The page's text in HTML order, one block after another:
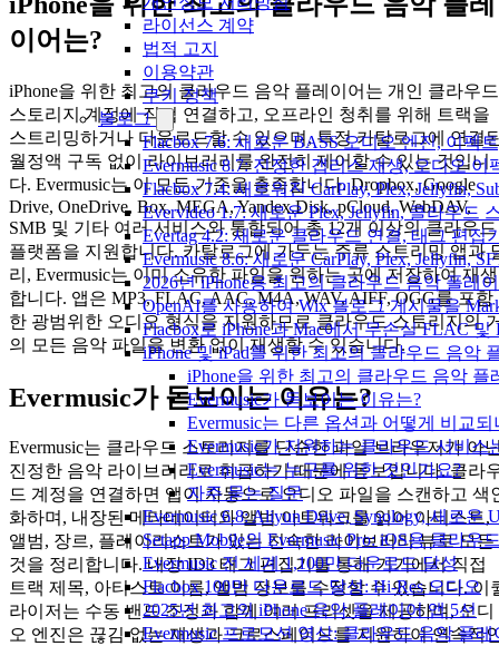
라이선스 계약
법적 고지
이용약관
쿠키 정책
블로그
Flacbox 7.6: 새로운 BASS 오디오 엔진, 이펙
Evermusic 8.7: 진정한 갭리스 재생, 오디오
Flacbox 7.4: 새로워진 CarPlay, Plex, Jellyfin,
Evervideo 1.7: 새로운 Plex, Jellyfin, 클라우드
Evertag 4.2: 새로운 클라우드 연결, 태그 편집
Evermusic 8.6: 새로운 CarPlay, Plex, Jellyfin,
2026년 iPhone용 최고의 클라우드 음악 플레
OpenAI를 사용하여 Wix 블로그 게시물을
Flacbox로 iPhone과 Mac에서 무손실 FLAC 및
iPhone 및 iPad를 위한 최고의 클라우드 음악
iPhone을 위한 최고의 클라우드 음악 플
Evermusic가 돋보이는 이유는?
Evermusic는 다른 옵션과 어떻게 비교되
Evermusic가 지원하는 클라우드 서비스
Evermusic는 누구를 위한 것인가요?
자주 묻는 질문
Evermusic 6.8: Aliyun Drive, Synology, 새로운
Setapp Mobile의 Evermusic Pro: iOS용 클라우
Evermusic 전 세계 1,100만 다운로드 달성
Flacbox 100만 다운로드 달성: Hi-Res 오디오
2025년 최고의 iPhone 음악 플레이어 앱 5선
Evermusic 프로모션 영상: 클라우드 음악 플레
이어는?
iPhone을 위한 최고의 클라우드 음악 플레이어는 개인 클라우드
스토리지 계정에 직접 연결하고, 오프라인 청취를 위해 트랙을
스트리밍하거나 다운로드할 수 있으며, 특정 카탈로그에 연결
월정액 구독 없이 라이브러리를 완전히 제어할 수 있는 것입니
다. Evermusic는 이 모든 기준을 충족합니다. Dropbox, Google
Drive, OneDrive, Box, MEGA, Yandex.Disk, pCloud, WebDAV,
SMB 및 기타 여러 서비스와 통합되어 총 12개 이상의 클라우드
플랫폼을 지원합니다. 카탈로그에 가두는 주류 스트리밍 앱과
리, Evermusic는 이미 소유한 파일을 원하는 곳에 저장하여 재생
합니다. 앱은 MP3, FLAC, AAC, M4A, WAV, AIFF, OGG를 포함
한 광범위한 오디오 형식을 지원하므로 클라우드 스토리지의
의 모든 음악 파일을 변환 없이 재생할 수 있습니다.
Evermusic가 돋보이는 이유는?
Evermusic는 클라우드 스토리지를 단순한 파일 브라우저가 아
진정한 음악 라이브러리로 취급하기 때문에 돋보입니다. 클라
드 계정을 연결하면 앱이 자동으로 오디오 파일을 스캔하고 색
화하며, 내장된 메타데이터와 앨범 아트워크를 읽어 아티스트,
앨범, 장르, 플레이리스트가 있는 친숙한 라이브러리 뷰로 모든
것을 정리합니다. 내장 ID3 태그 편집기를 통해 기기에서 직접
트랙 제목, 아티스트 이름, 앨범 정보를 수정할 수 있습니다. 이
라이저는 수동 밴드 조정과 함께 여러 프리셋을 제공하며, 오디
오 엔진은 끊김 없는 재생과 크로스페이드를 지원하여 연속적